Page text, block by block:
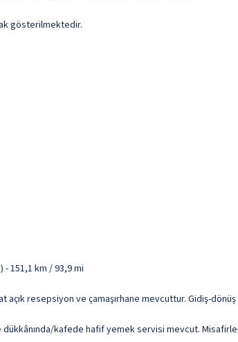
gösterilmektedir.
- 151,1 km / 93,9 mi
açık resepsiyon ve çamaşırhane mevcuttur. Gidiş-
kafede hafif yemek servisi mevcut.